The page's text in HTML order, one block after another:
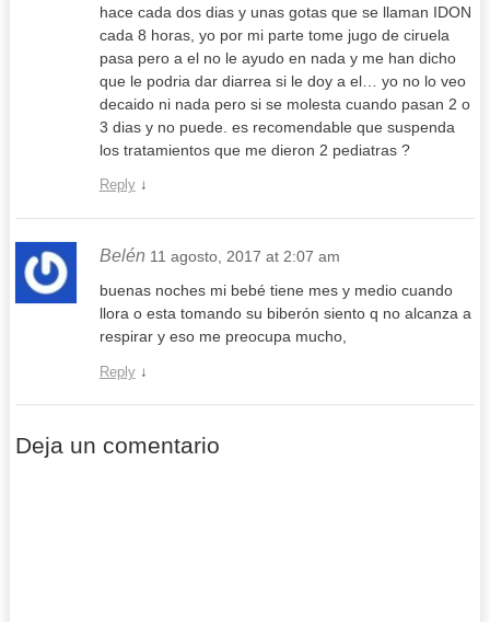
hace cada dos dias y unas gotas que se llaman IDON
cada 8 horas, yo por mi parte tome jugo de ciruela
pasa pero a el no le ayudo en nada y me han dicho
que le podria dar diarrea si le doy a el… yo no lo veo
decaido ni nada pero si se molesta cuando pasan 2 o
3 dias y no puede. es recomendable que suspenda
los tratamientos que me dieron 2 pediatras ?
Reply ↓
Belén 11 agosto, 2017 at 2:07 am
buenas noches mi bebé tiene mes y medio cuando
llora o esta tomando su biberón siento q no alcanza a
respirar y eso me preocupa mucho,
Reply ↓
Deja un comentario